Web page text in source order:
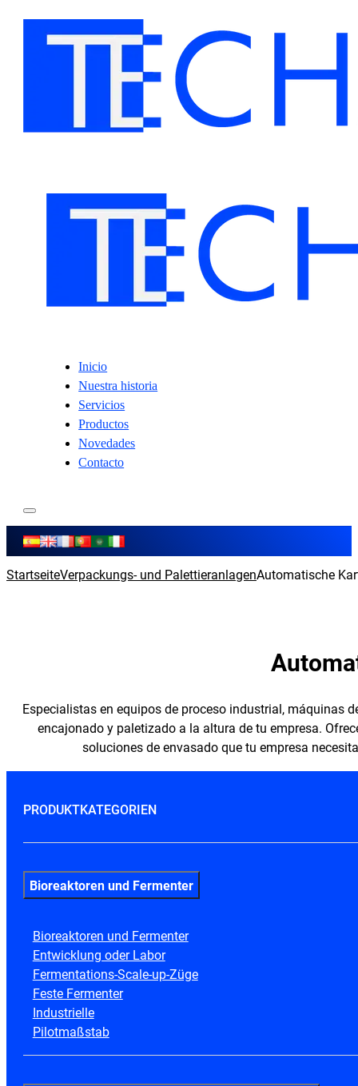
Inicio
Nuestra historia
Servicios
Productos
Novedades
Contacto
StartseiteVerpackungs- und PalettieranlagenAutomatische
Especialistas en equipos de proceso industrial, máquinas
encajonado y paletizado a la altura de tu empresa.
soluciones de envasado que tu empresa
PRODUKTKATEGORIEN
Bioreaktoren und Fermenter
Bioreaktoren und Fermenter
Entwicklung oder Labor
Fermentations-Scale-up-Züge
Feste Fermenter
Industrielle
Pilotmaßstab